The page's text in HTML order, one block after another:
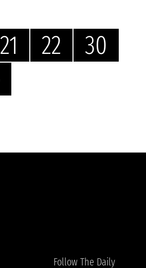
21 22
30
Follow The Daily